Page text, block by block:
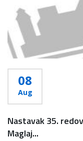
08
Aug
Nastavak 35.
Maglaj...